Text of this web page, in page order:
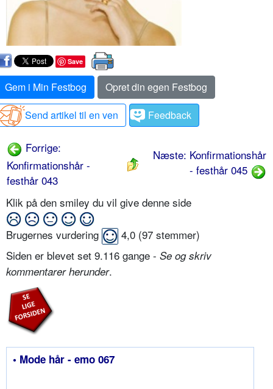
Save
Gem i Min Festbog
Opret din egen Festbog
Send artikel til en ven
Feedback
Forrige:
Konfirmationshår -
festhår 043
Næste: Konfirmationshår
- festhår 045
Klik på den smiley du vil give denne side
Brugernes vurdering 4,0 (97 stemmer)
Siden er blevet set 9.116 gange - Se og skriv
kommentarer herunder.
• Mode hår - emo 067